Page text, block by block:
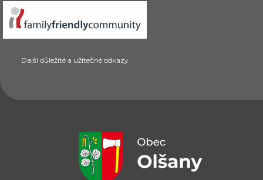
Další důležité a užitečné odkazy